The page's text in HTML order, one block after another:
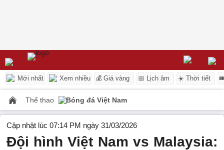
Mới nhất Xem nhiều 💰 Giá vàng 📅 Lịch âm ☀️ Thời tiết
Thể thao Bóng đá Việt Nam
Cập nhật lúc 07:14 PM ngày 31/03/2026
Đội hình Việt Nam vs Malaysia: